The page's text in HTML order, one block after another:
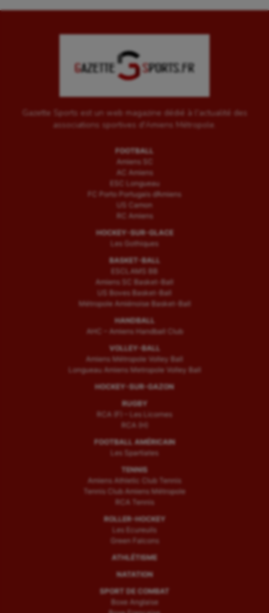
Gazette Sports est un web magazine dédié à l'actualité des
associations sportives d'Amiens Métropole.
FOOTBALL
Amiens SC
AC Amiens
ESC Longueau
FC Porto Portugais d’Amiens
US Camon
RC Amiens
HOCKEY-SUR-GLACE
Les Gothiques
BASKET-BALL
ESCLAMS BB
Amiens SC Basket-Ball
US Boves Basket-Ball
Métropole Amiénoise Basket-Ball
HANDBALL
AHC – Amiens Handball Club
VOLLEY-BALL
Amiens Métropole Volley Ball
Longueau Amiens Metropole Volley Ball
HOCKEY-SUR-GAZON
RUGBY
RCA (F) – Les Licornes
RCA (H)
FOOTBALL AMÉRICAIN
Les Spartiates
TENNIS
Amiens Athletic Club Tennis
Tennis Club Amiens Métropole
RCA Tennis
ROLLER-HOCKEY
Les Ecureuils
Green Falcons
ATHLÉTISME
NATATION
SPORT DE COMBAT
Boxe Anglaise